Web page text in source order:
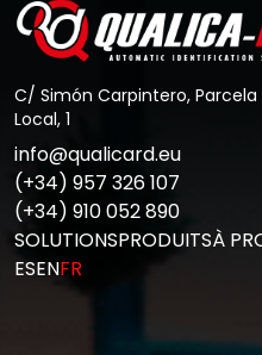
Aller au Post
C/ Simón Carpintero, Parcela
Local, 1
info@qualicard.eu
(+34) 957 326 107
(+34) 910 052 890
SOLUTIONSPRODUITSÀ
ESENFR